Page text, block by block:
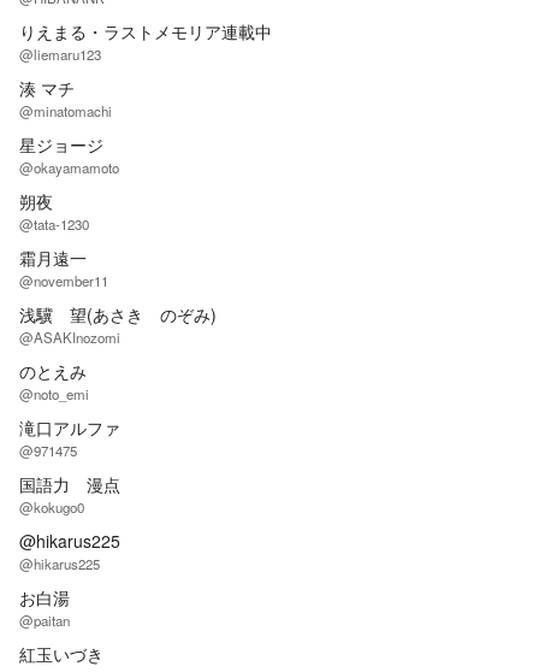
りえまる・ラストメモリア連載中
@liemaru123
湊 マチ
@minatomachi
星ジョージ
@okayamamoto
朔夜
@tata-1230
霜月遠一
@november11
浅驥 望(あさき のぞみ)
@ASAKInozomi
のとえみ
@noto_emi
滝口アルファ
@971475
国語力 漫点
@kokugo0
@hikarus225
@hikarus225
お白湯
@paitan
紅玉いづき